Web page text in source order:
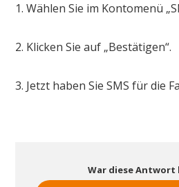
1. Wählen Sie im Kontomenü
2. Klicken Sie auf „Bestätigen“.
3. Jetzt haben Sie SMS für die
War diese Antwort